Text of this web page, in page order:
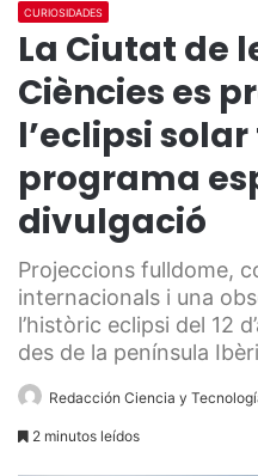
CURIOSIDADES
La Ciutat de
Ciències es
l’eclipsi
programa
divulgació
Projeccions fulldome,
internacionals i una
l’històric eclipsi del 12
des de la península
Redacción Ciencia y
2 minutos leídos